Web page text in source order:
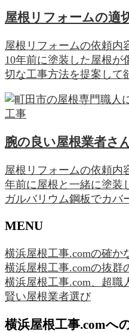
屋根リフォームの適
屋根リフォームの依頼内
10年前に塗装した屋根が
切な工事方法を提案して
腕の良い屋根業者さ
屋根リフォームの依頼内
年前に屋根と一緒に塗装
ガルバリウム鋼板でカバ
MENU
横浜屋根工事.comの確か
横浜屋根工事.comの抜群
横浜屋根工事.com、超職
賢い屋根業者選び
横浜屋根工事.comへ